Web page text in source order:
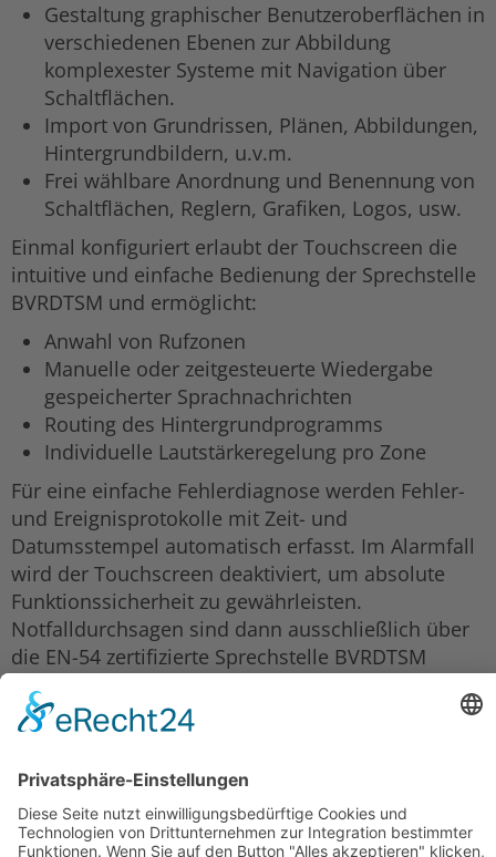
Gestaltung graphischer Benutzeroberflächen in
verschiedenen Ebenen zur Abbildung
komplexester Systeme mit Navigation über
Schaltflächen.
Import von Grundrissen, Plänen, Abbildungen,
Hintergrundbildern, u.v.m.
Frei wählbare Anordnung und Benennung von
Schaltflächen, Reglern, Grafiken, Logos, usw.
Einmal konfiguriert erlaubt der Touchscreen die
intuitive und einfache Bedienung der Sprechstelle
BVRDTSM und ermöglicht:
Anwahl von Rufzonen
Manuelle oder zeitgesteuerte Wiedergabe
gespeicherter Sprachnachrichten
Routing des Hintergrundprogramms
Individuelle Lautstärkeregelung pro Zone
Für eine einfache Fehlerdiagnose werden Fehler-
und Ereignisprotokolle mit Zeit- und
Datumsstempel automatisch erfasst. Im Alarmfall
wird der Touchscreen deaktiviert, um absolute
Funktionssicherheit zu gewährleisten.
Notfalldurchsagen sind dann ausschließlich über
die EN-54 zertifizierte Sprechstelle BVRDTSM
möglich.
einfacher und komfortabler Bedienung.
Zurück